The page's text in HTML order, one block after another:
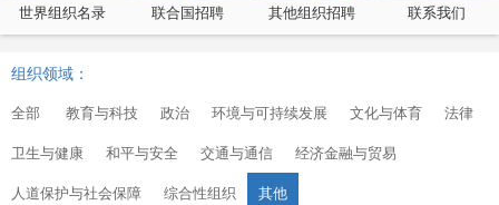
世界组织名录 联合国招聘 其他组织招聘 联系我们
组织领域：
全部 教育与科技 政治 环境与可持续发展 文化与体育
法律
卫生与健康
和平与安全 交通与通信
经济金融与贸易
人道保护与社会保障
综合性组织 其他